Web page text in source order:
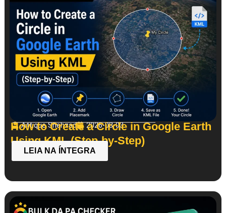
Attique Shehzad 2026-08-03
How to Create a Circle in Google Earth
Using KML (Step-by-Step)
LEIA NA ÍNTEGRA